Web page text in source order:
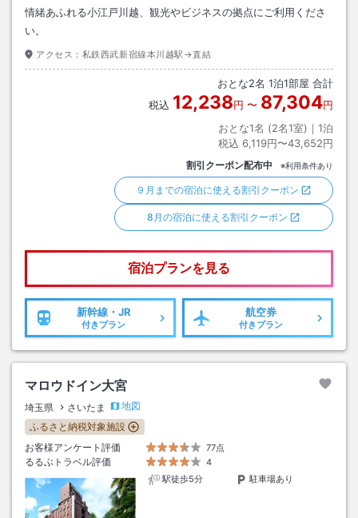
情緒あふれる小江戸川越、観光やビジネスの拠点にご利用くださ
い。
アクセス： 私鉄西武新宿線本川越駅→直結
おとな2名 1泊1部屋 合計
税込 12,238円 〜 87,304円
おとな1名 (2名1室)｜ 1泊
税込 6,119円〜43,652円
割引クーポン配布中 ※利用条件あり
９月までの宿泊に使える割引クーポン
8月の宿泊に使える割引クーポン
宿泊プランを見る
新幹線・JR
付きプラン
航空券
付きプラン
マロウドイン大宮
埼玉県 さいたま
地図
ふるさと納税対象施設
お客様アンケート評価
77点
るるぶトラベル評価
4
駅徒歩5分
駐車場あり